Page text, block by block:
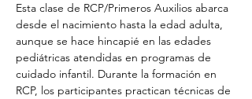
Esta clase de RCP/Primeros Auxilios abarca
desde el nacimiento hasta la edad adulta,
aunque se hace hincapié en las edades
pediátricas atendidas en programas de
cuidado infantil. Durante la formación en
RCP, los participantes practican técnicas de